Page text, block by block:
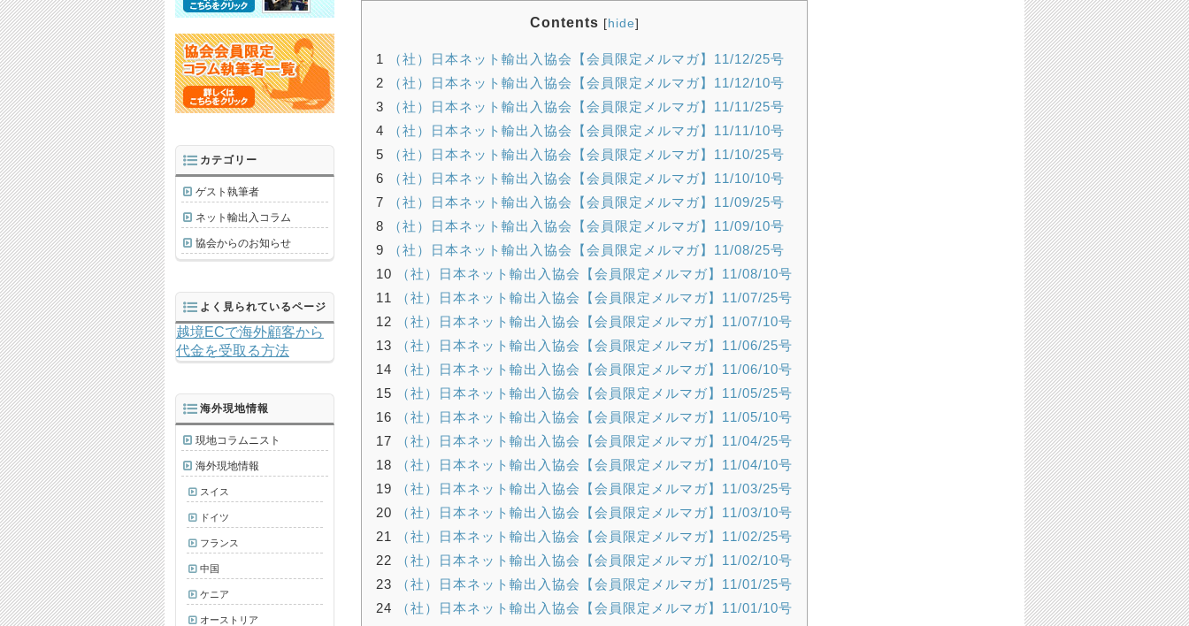
Contents [hide]
1
（社）日本ネット輸出入協会【会員限定メルマガ】11/12/25号
2 （社）日本ネット輸出入協会【会員限定メルマガ】11/12/10号
3 （社）日本ネット輸出入協会【会員限定メルマガ】11/11/25号
4 （社）日本ネット輸出入協会【会員限定メルマガ】11/11/10号
5 （社）日本ネット輸出入協会【会員限定メルマガ】11/10/25号
6 （社）日本ネット輸出入協会【会員限定メルマガ】11/10/10号
7 （社）日本ネット輸出入協会【会員限定メルマガ】11/09/25号
8 （社）日本ネット輸出入協会【会員限定メルマガ】11/09/10号
9 （社）日本ネット輸出入協会【会員限定メルマガ】11/08/25号
10 （社）日本ネット輸出入協会【会員限定メルマガ】11/08/10号
11
（社）日本ネット輸出入協会【会員限定メルマガ】11/07/25号
12 （社）日本ネット輸出入協会【会員限定メルマガ】11/07/10号
13 （社）日本ネット輸出入協会【会員限定メルマガ】11/06/25号
14 （社）日本ネット輸出入協会【会員限定メルマガ】11/06/10号
15 （社）日本ネット輸出入協会【会員限定メルマガ】11/05/25号
16 （社）日本ネット輸出入協会【会員限定メルマガ】11/05/10号
17 （社）日本ネット輸出入協会【会員限定メルマガ】11/04/25号
18 （社）日本ネット輸出入協会【会員限定メルマガ】11/04/10号
19 （社）日本ネット輸出入協会【会員限定メルマガ】11/03/25号
20 （社）日本ネット輸出入協会【会員限定メルマガ】11/03/10号
21
（社）日本ネット輸出入協会【会員限定メルマガ】11/02/25号
22 （社）日本ネット輸出入協会【会員限定メルマガ】11/02/10号
23 （社）日本ネット輸出入協会【会員限定メルマガ】11/01/25号
24 （社）日本ネット輸出入協会【会員限定メルマガ】11/01/10号
カテゴリー
ゲスト執筆者
ネット輸出入コラム
協会からのお知らせ
よく見られているページ
越境ECで海外顧客から
代金を受取る方法
海外現地情報
現地コラムニスト
海外現地情報
スイス
ドイツ
フランス
中国
ケニア
オーストリア